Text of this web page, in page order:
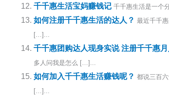
千千惠生活宝妈赚钱记 千千惠生活是一个
如何注册千千惠生活的达人？ 最近千千
[…]...
千千惠团购达人现身实说 注册千千惠
多人问我是怎么 […]...
如何加入千千惠生活赚钱呢？ 都说三百
[…]...